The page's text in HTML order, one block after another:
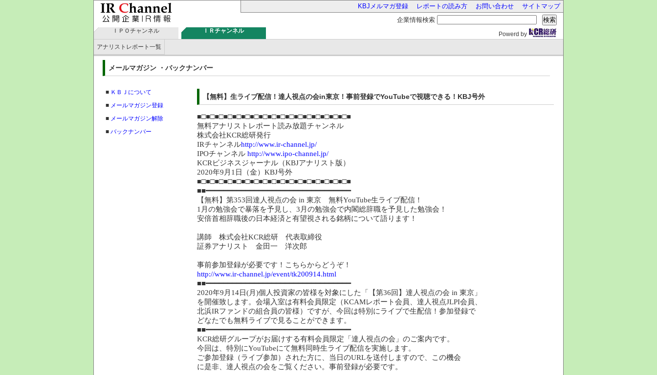
KBJメルマガ登録 レポートの読み方 お問い合わせ
サイトマップ
企業情報検索
検索
ＩＰＯチャンネル ＩＲチャンネル
Powerd by
アナリストレポート一覧
メールマガジン ・バックナンバー
■ ＫＢＪについて
■ メールマガジン登録
■ メールマガジン解除
■ バックナンバー
【無料】生ライブ配信！達人視点の会in東京！事前登録でYouTubeで視聴できる！KBJ号外
■□■□■□■□■□■□■□■□■□■□■□■□■□■□■□■□■□■
無料アナリストレポート読み放題チャンネル
株式会社KCR総研発行
IRチャンネルhttp://www.ir-channel.jp/
IPOチャンネル http://www.ipo-channel.jp/
KCRビジネスジャーナル（KBJアナリスト版）
2020年9月1日（金）KBJ号外
■□■□■□■□■□■□■□■□■□■□■□■□■□■□■□■□■□■
■■━━━━━━━━━━━━━━━━━━━━━━━━━━━━━━━━━
【無料】第353回達人視点の会 in 東京 無料YouTube生ライブ配信！
1月の勉強会で暴落を予見し、3月の勉強会で内閣総辞職を予見した勉強会！
安倍首相辞職後の日本経済と有望視される銘柄について語ります！
講師 株式会社KCR総研 代表取締役
証券アナリスト 金田一 洋次郎
事前参加登録が必要です！こちらからどうぞ！
http://www.ir-channel.jp/event/tk200914.html
■■━━━━━━━━━━━━━━━━━━━━━━━━━━━━━━━━━
2020年9月14日(月)個人投資家の皆様を対象にした「【第36回】達人視点の会 in 東京」
を開催致します。会場入室は有料会員限定（KCAMレポート会員、達人視点JLPI会員、
北浜IRファンドの組合員の皆様）ですが、今回は特別にライブで生配信！参加登録で
どなたでも無料ライブで見ることができます。
■■━━━━━━━━━━━━━━━━━━━━━━━━━━━━━━━━━
KCR総研グループがお届けする有料会員限定「達人視点の会」のご案内です。
今回は、特別にYouTubeにて無料同時生ライブ配信を実施します。
ご参加登録（ライブ参加）された方に、当日のURLを送付しますので、この機会
に是非、達人視点の会をご覧ください。事前登録が必要です。